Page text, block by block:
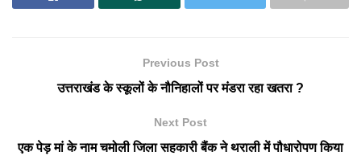
Previous Post
उत्तराखंड के स्कूलों के नौनिहालों पर मंडरा रहा खतरा ?
Next Post
एक पेड़ मां के नाम चमोली जिला सहकारी बैंक ने थराली में पौधारोपण किया